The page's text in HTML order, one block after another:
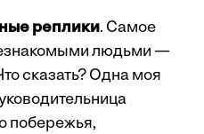
реплики. Самое
людьми —
сказать? Одна моя
побережья,